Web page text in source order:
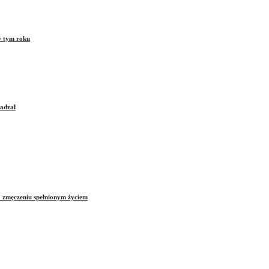
tym roku
spełnionym życiem